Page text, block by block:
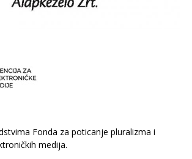
Fonda za poticanje pluralizma i
medija.